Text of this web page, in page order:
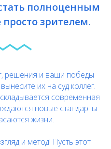
полноценным
зрителем.
решения и ваши победы
их на суд коллег.
современная
новые стандарты
жизни.
и метод! Пусть этот